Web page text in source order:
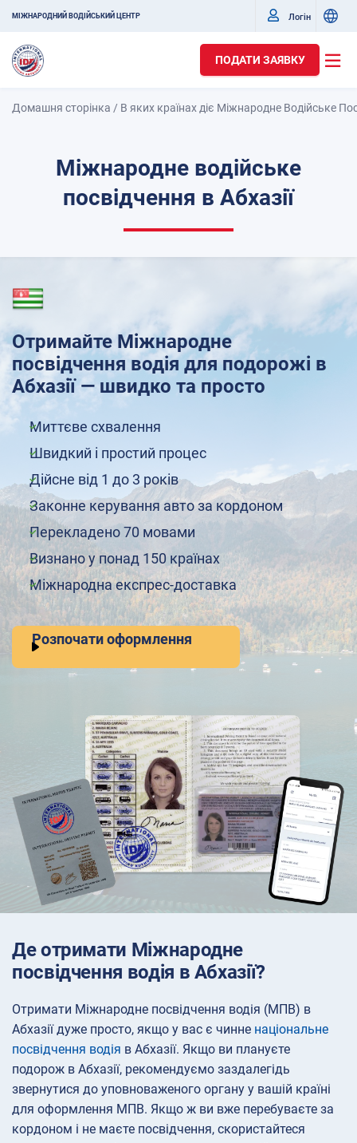
МІЖНАРОДНИЙ ВОДІЙСЬКИЙ ЦЕНТР Логін
ПОДАТИ ЗАЯВКУ
Домашня сторінка / В яких країнах діє Міжнародне Водійське
Міжнародне водійське
посвідчення в Абхазії
Отримайте Міжнародне
посвідчення водія для подорожі в
Абхазії — швидко та просто
Миттєве схвалення
Швидкий і простий процес
Дійсне від 1 до 3 років
Законне керування авто за кордоном
Перекладено 70 мовами
Визнано у понад 150 країнах
Міжнародна експрес-доставка
Розпочати оформлення
Де отримати Міжнародне
посвідчення водія в Абхазії?
Отримати Міжнародне посвідчення водія (МПВ) в
Абхазії дуже просто, якщо у вас є чинне національне
посвідчення водія в Абхазії. Якщо ви плануєте
подорож в Абхазії, рекомендуємо заздалегідь
звернутися до уповноваженого органу у вашій країні
для оформлення МПВ. Якщо ж ви вже перебуваєте за
кордоном і не маєте посвідчення, скористайтеся